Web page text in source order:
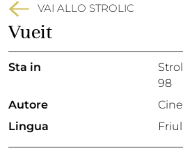
VAI ALLO STROLIC
Vueit
Sta in
98
Autore
Lingua